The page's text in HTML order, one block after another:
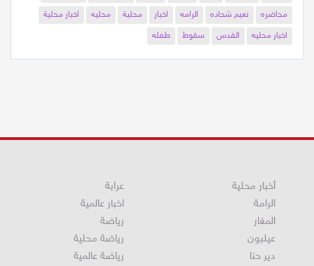
محاضره
نعيم شحاده الرامه اخبار محلية محليه
اخبار محلية
اخبار محليه
القدس سقوط طفله
أخبار محلية
الرامة
المغار
عيلبون
دير حنا
عرابة
اخبار عالمية
رياضة
رياضة محلية
رياضة عالمية